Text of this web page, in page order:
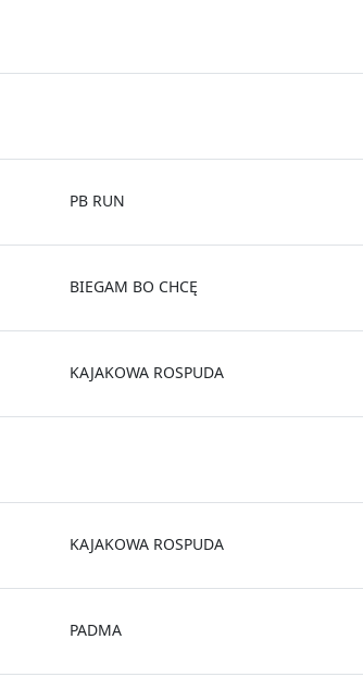
PB RUN
BIEGAM BO CHCĘ
KAJAKOWA ROSPUDA
KAJAKOWA ROSPUDA
PADMA